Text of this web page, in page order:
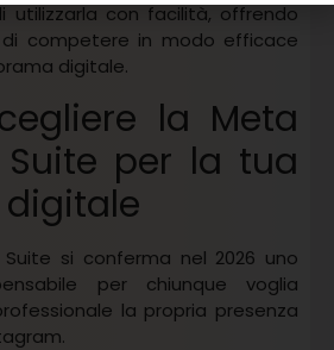
utilizzarla con facilità, offrendo
di competere in modo efficace
digitale.
la Meta
Suite per la tua
Suite si conferma nel 2026 uno
per chiunque voglia
la propria presenza